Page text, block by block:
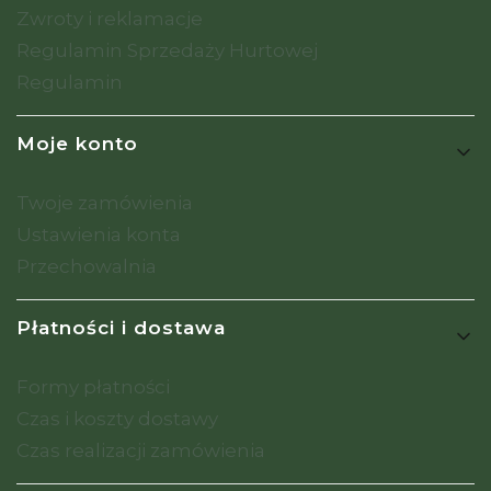
Zwroty i reklamacje
Regulamin Sprzedaży Hurtowej
Regulamin
Moje konto
Twoje zamówienia
Ustawienia konta
Przechowalnia
Płatności i dostawa
Formy płatności
Czas i koszty dostawy
Czas realizacji zamówienia